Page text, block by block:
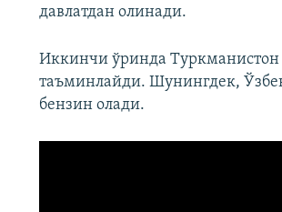
давлатдан олинади.
Иккинчи ўринда
таъминлайди. Шунингдек,
бензин олади.